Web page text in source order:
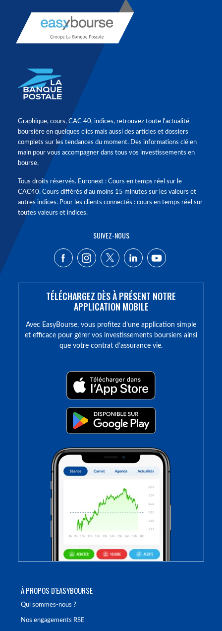
À PROPOS D'EASYBOURSE
Qui sommes-nous ?
Nos engagements RSE
Graphique, cours, CAC 40, indices, retrouvez toute l'actualité
boursière en quelques clics mais aussi des articles et dossiers
complets sur les tendances du moment. Des informations clé en
main pour vous accompagner dans tous vos investissements en
bourse.
Tous droits réservés. Euronext : Cours en temps réel sur le
CAC40. Cours différés d'au moins 15 minutes sur les valeurs et
autres indices. Pour les clients connectés : cours en temps réel sur
toutes valeurs et indices.
SUIVEZ-NOUS
TÉLÉCHARGEZ DÈS À PRÉSENT NOTRE
APPLICATION MOBILE
Avec EasyBourse, vous profitez d’une application simple
et efficace pour gérer vos investissements boursiers ainsi
que votre contrat d’assurance vie.